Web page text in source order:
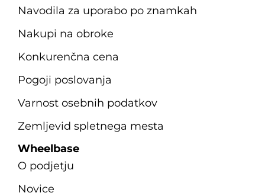
Navodila za uporabo po znamkah
Nakupi na obroke
Konkurenčna cena
Pogoji poslovanja
Varnost osebnih podatkov
Zemljevid spletnega mesta
Wheelbase
O podjetju
Novice